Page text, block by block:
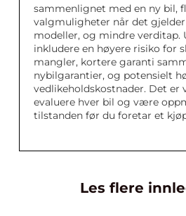
sammenlignet med en ny bil,
valgmuligheter når det
modeller, og mindre verditap.
inkludere en høyere risiko for
mangler, kortere garanti
nybilgarantier, og potensielt
vedlikeholdskostnader. Det er
evaluere hver bil og være
tilstanden før du foretar et
Les flere